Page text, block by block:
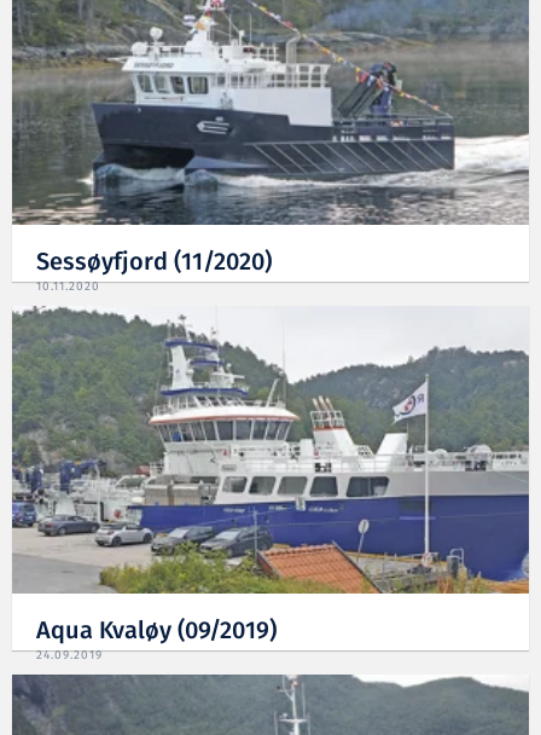
Sessøyfjord (11/2020)
10.11.2020
Aqua Kvaløy (09/2019)
24.09.2019